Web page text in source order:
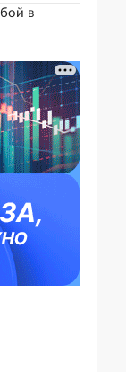
в